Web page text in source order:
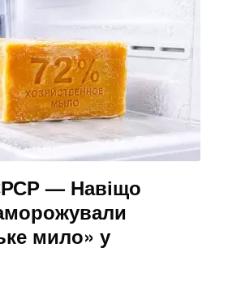
— Навіщо
мило» у